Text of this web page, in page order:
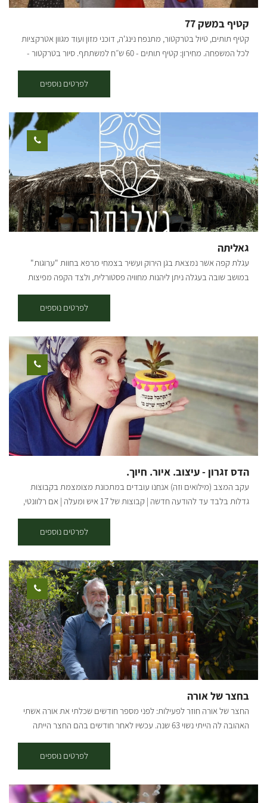
קטיף במשק 77
קטיף תותים, טיול בטרקטור, מתנפח נינג'ה, דוכני מזון ועוד מגוון אטרקציות
לכל המשפחה. מחירון: קטיף תותים - 60 ש״ח למשתתף. סיור בטרקטור -
לפרטים נוספים
גאליתה
עגלת קפה אשר נמצאת בגן הירוק ועשיר בצמחי מרפא בחוות "ערוגות"
במושב שובה בעגלה ניתן ליהנות מחוויה פסטורלית, ולצד הקפה מפיצות
לפרטים נוספים
הדס זגרון - עיצוב. איור. חיוך.
עקב המצב (מילואים וזה) אנחנו עובדים במתכונת מצומצמת בקבוצות
גדלות בלבד עד להודעה חדשה | קבוצות של 17 איש ומעלה | אם רלוונטי,
לסטודיו המהמם שלנו במושב תקומה – סדנאות, מוצרי בטון, עץ, קקטוסים
והפתעות! בואו לשתול קקטוסים וסוקולנטים מבית האריזה, לקנות מתנות
מיוחדות בחנות, להזמין סדנה זוגית או משפחתית באווירה של כיף! בסטודיו
מתקיימות סדנאות שונות בהתאם לבקשתכם; סדנאות מוצרי בטון -
עציצים בגדלים שונים, שלט לדלת, שעונים, תחתית לסיר ועוד. סדנאות
מוצרי עץ - מדף תלוי, תמונת חוטים דקורטיבית, קוביות השראה, מתלה
פותחן בירות, תחתיות לקפה ועוד. מוזיקה | פינת קפה | שירותים במקום
משך הסדנאות: שעה - שעה וחצי. גמיש לפי הצורך. מחיר: משתנה בהתאם
למספר המשתתפים בתיאום מראש. הסדנאות בתיאום מראש ב'-ה': 9:00-
14:00 שישי: 9:00-12:00 *ניתן להזמין סדנת ערב
לפרטים נוספים
בחצר של אורה
החצר של אורה חוזר לפעילות: לפני מספר חודשים שכלתי את אורה אשתי
האהובה לה הייתי נשוי 63 שנה. עכשיו לאחר חודשים בהם החצר הייתה
אנשים בחיוך ובאהבה. אני שמח לפתוח את החצר ולקבל מבקרים לקבוצות
קטנות ומשפחות בין 4-20 אנשים. הפעילות כוללת: סיור ייחודי מודרך
בבוסתן של 120 עצי פרי מ-80 זנים של פירות אקזוטיים. בליווי סיפור
שורשים אישי ומרתק וסיפור ראשית ההתיישבות בנגב.. * טעמי המטבח
לפרטים נוספים